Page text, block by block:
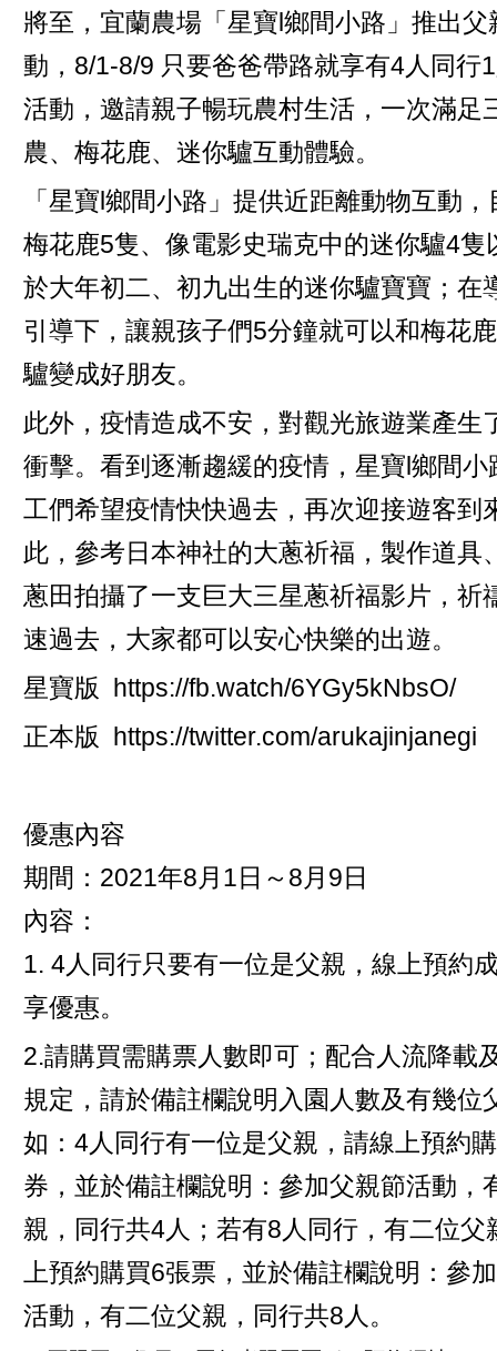
將至，宜蘭農場「星寶l鄉間小路」推出父
動，8/1-8/9 只要爸爸帶路就享有4人同行
活動，邀請親子暢玩農村生活，一次滿足
農、梅花鹿、迷你驢互動體驗。
「星寶l鄉間小路」提供近距離動物互動，
梅花鹿5隻、像電影史瑞克中的迷你驢4隻
於大年初二、初九出生的迷你驢寶寶；在
引導下，讓親孩子們5分鐘就可以和梅花
驢變成好朋友。
此外，疫情造成不安，對觀光旅遊業產生
衝擊。看到逐漸趨緩的疫情，星寶l鄉間小
工們希望疫情快快過去，再次迎接遊客到
此，參考日本神社的大蔥祈福，製作道具
蔥田拍攝了一支巨大三星蔥祈福影片，祈
速過去，大家都可以安心快樂的出遊。
星寶版 https://fb.watch/6YGy5kNbsO/
正本版 https://twitter.com/arukajinjanegi
優惠內容
期間：2021年8月1日～8月9日
內容：
1. 4人同行只要有一位是父親，線上預約
享優惠。
2.請購買需購票人數即可；配合人流降載
規定，請於備註欄說明入園人數及有幾位
如：4人同行有一位是父親，請線上預約
券，並於備註欄說明：參加父親節活動，
親，同行共4人；若有8人同行，有二位父
上預約購買6張票，並於備註欄說明：參
活動，有二位父親，同行共8人。